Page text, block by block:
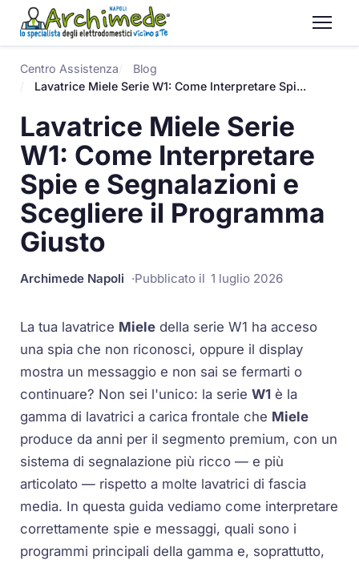
Centro Assistenza
Blog
Lavatrice Miele Serie W1: Come Interpretare Spi...
Lavatrice Miele Serie
W1: Come Interpretare
Spie e Segnalazioni e
Scegliere il Programma
Giusto
Archimede Napoli Pubblicato il 1 luglio 2026
La tua lavatrice Miele della serieW1 ha acceso
una spia che non riconosci, oppure il display
mostra un messaggio e non sai se fermarti o
continuare? Non sei l'unico: la serieW1 è la
gamma di lavatrici a carica frontale che Miele
produce da anni per il segmento premium, con un
sistema di segnalazione più ricco — e più
articolato — rispetto a molte lavatrici di fascia
media. In questa guida vediamo come interpretare
correttamente spie e messaggi, quali sono i
programmi principali della gamma e, soprattutto,